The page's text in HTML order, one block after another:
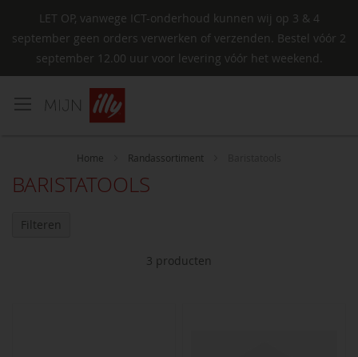
LET OP, vanwege ICT-onderhoud kunnen wij op 3 & 4
september geen orders verwerken of verzenden. Bestel vóór 2
september 12.00 uur voor levering vóór het weekend.
Home Randassortiment
BARISTATOOLS
Filteren
3 producten